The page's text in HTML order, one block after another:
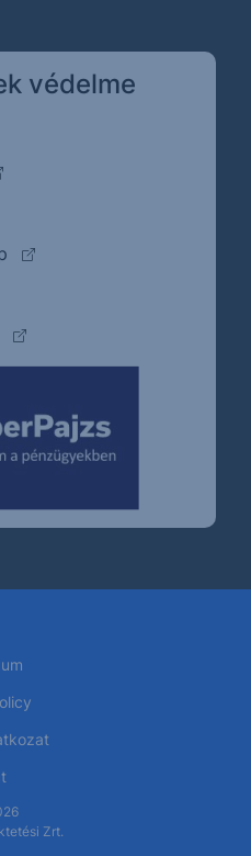
védelme
oldalra ugrik)
ugrik)
(külső oldalra ugrik)
(külső oldalra ugrik)
Zrt.